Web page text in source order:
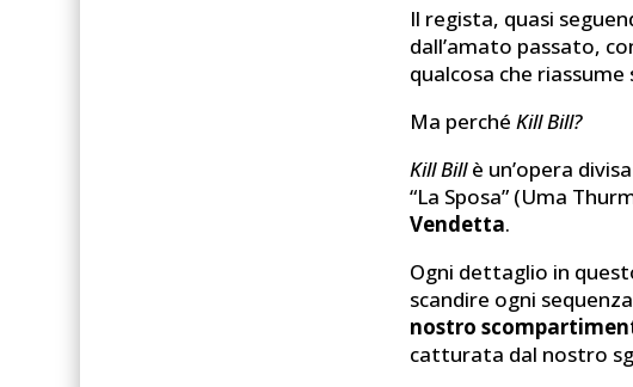
Il regista, quasi
dall’amato passato,
qualcosa che riassume
Ma perchéKill Bill?
Kill Billè un’opera
“La Sposa” (Uma
Vendetta.
Ogni dettaglio in
scandire ogni
nostro
catturata dal nostro